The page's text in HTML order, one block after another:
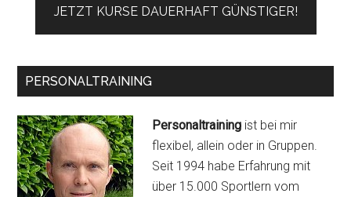
JETZT KURSE DAUERHAFT GÜNSTIGER!
PERSONALTRAINING
Personaltraining ist bei mir
flexibel, allein oder in Gruppen.
Seit 1994 habe Erfahrung mit
über 15.000 Sportlern vom